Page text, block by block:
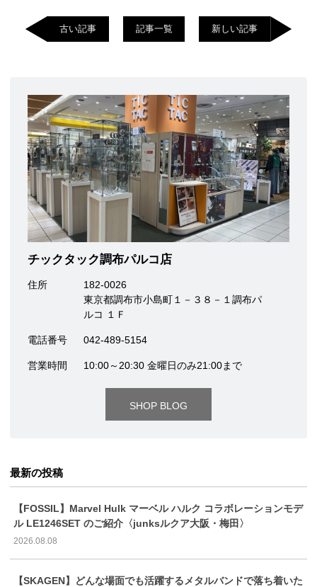
古い記事 記事一覧 新しい記事
チックタック調布パルコ店
住所
182-0026
東京都調布市小島町１－３８－１調布パ
ルコ １Ｆ
電話番号 042-489-5154
営業時間 10:00～20:30 金曜日のみ21:00まで
SHOP BLOG
最新の投稿
【FOSSIL】Marvel Hulk マーベル ハルク コラボレーションモデ
ル LE1246SET のご紹介〈junksルクア大阪・梅田〉
2026.08.08
【SKAGEN】どんな場面でも活躍するメタルバンドで落ち着いた